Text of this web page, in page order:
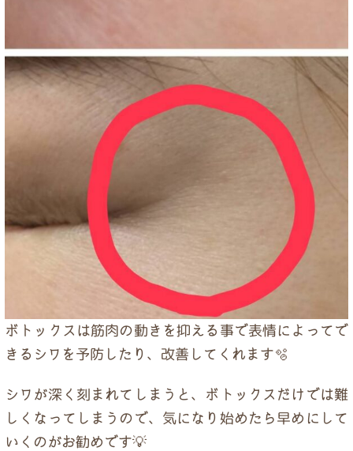
ボトックスは筋肉の動きを抑える事で表情によってで
きるシワを予防したり、改善してくれます🫧
シワが深く刻まれてしまうと、ボトックスだけでは難
しくなってしまうので、気になり始めたら早めにして
いくのがお勧めです💡